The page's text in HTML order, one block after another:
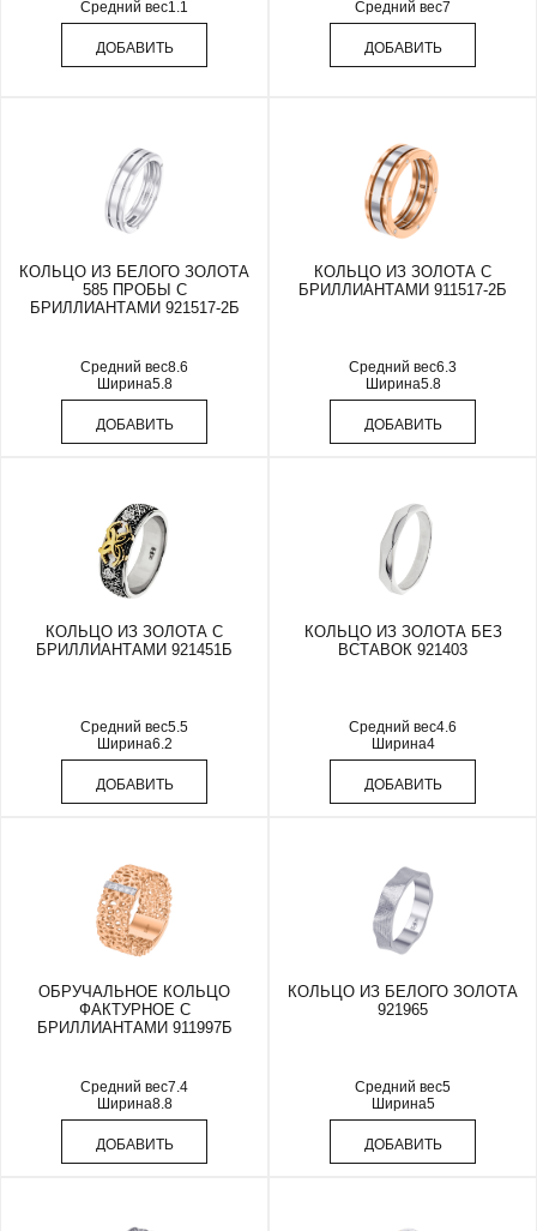
Средний вес1.1
ДОБАВИТЬ
Средний вес7
ДОБАВИТЬ
КОЛЬЦО ИЗ БЕЛОГО ЗОЛОТА
585 ПРОБЫ С
БРИЛЛИАНТАМИ 921517-2Б
Средний вес8.6
Ширина5.8
ДОБАВИТЬ
КОЛЬЦО ИЗ ЗОЛОТА С
БРИЛЛИАНТАМИ 911517-2Б
Средний вес6.3
Ширина5.8
ДОБАВИТЬ
КОЛЬЦО ИЗ ЗОЛОТА С
БРИЛЛИАНТАМИ 921451Б
Средний вес5.5
Ширина6.2
ДОБАВИТЬ
КОЛЬЦО ИЗ ЗОЛОТА БЕЗ
ВСТАВОК 921403
Средний вес4.6
Ширина4
ДОБАВИТЬ
ОБРУЧАЛЬНОЕ КОЛЬЦО
ФАКТУРНОЕ С
БРИЛЛИАНТАМИ 911997Б
Средний вес7.4
Ширина8.8
ДОБАВИТЬ
КОЛЬЦО ИЗ БЕЛОГО ЗОЛОТА
921965
Средний вес5
Ширина5
ДОБАВИТЬ